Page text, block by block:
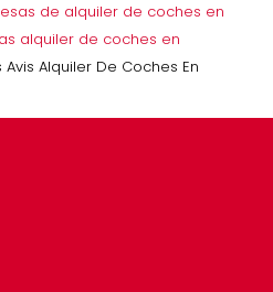
de alquiler de coches en
alquiler de coches en
Alquiler De Coches En